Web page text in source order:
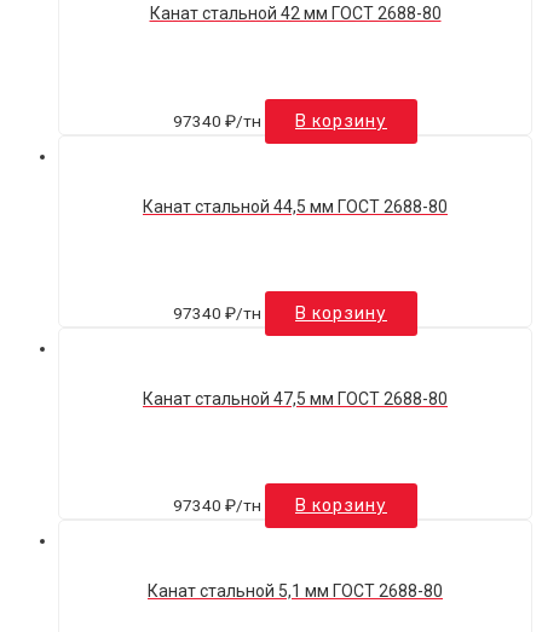
Канат стальной 42 мм ГОСТ 2688-80
97340 ₽/тн В корзину
Канат стальной 44,5 мм ГОСТ 2688-80
97340 ₽/тн В корзину
Канат стальной 47,5 мм ГОСТ 2688-80
97340 ₽/тн В корзину
Канат стальной 5,1 мм ГОСТ 2688-80